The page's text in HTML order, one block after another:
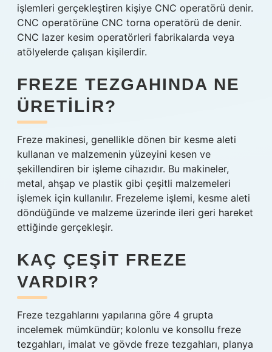
işlemleri gerçekleştiren kişiye CNC operatörü denir.
CNC operatörüne CNC torna operatörü de denir.
CNC lazer kesim operatörleri fabrikalarda veya
atölyelerde çalışan kişilerdir.
FREZE TEZGAHINDA NE
ÜRETILIR?
Freze makinesi, genellikle dönen bir kesme aleti
kullanan ve malzemenin yüzeyini kesen ve
şekillendiren bir işleme cihazıdır. Bu makineler,
metal, ahşap ve plastik gibi çeşitli malzemeleri
işlemek için kullanılır. Frezeleme işlemi, kesme aleti
döndüğünde ve malzeme üzerinde ileri geri hareket
ettiğinde gerçekleşir.
KAÇ ÇEŞIT FREZE
VARDIR?
Freze tezgahlarını yapılarına göre 4 grupta
incelemek mümkündür; kolonlu ve konsollu freze
tezgahları, imalat ve gövde freze tezgahları, planya